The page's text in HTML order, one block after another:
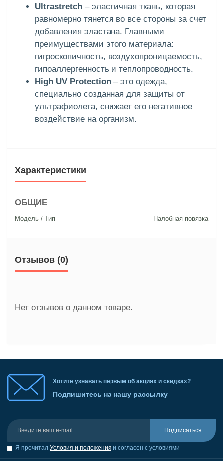
Ultrastretch – эластичная ткань, которая
равномерно тянется во все стороны за счет
добавления эластана. Главными
преимуществами этого материала:
гигроскопичность, воздухопроницаемость,
гипоаллергенность и теплопроводность.
High UV Protection – это одежда,
специально созданная для защиты от
ультрафиолета, снижает его негативное
воздействие на организм.
Характеристики
ОБЩИЕ
Модель / Тип Налобная повязка
Отзывов (0)
Нет отзывов о данном товаре.
Хотите узнавать первым об акциях и скидках?
Подпишитесь на нашу рассылку
Подписаться
Я прочитал Условия и положения и согласен с условиями